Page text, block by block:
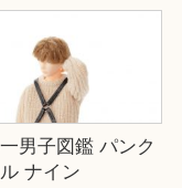
男子図鑑 パンク
ナイン